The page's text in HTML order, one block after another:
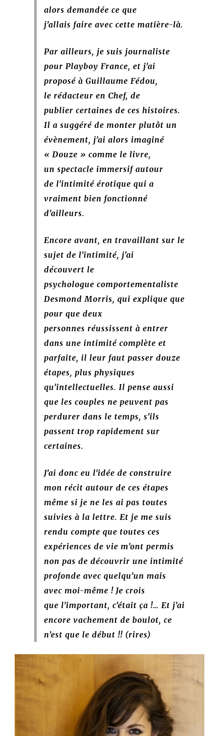
alors demandée ce que
j’allais faire avec cette matière-là.
Par ailleurs, je suis journaliste
pour Playboy France, et j’ai
proposé à Guillaume Fédou,
le rédacteur en Chef, de
publier certaines de ces histoires.
Il a suggéré de monter plutôt un
évènement, j’ai alors imaginé
« Douze » comme le livre,
un spectacle immersif autour
de l’intimité érotique qui a
vraiment bien fonctionné
d’ailleurs.
Encore avant, en travaillant sur le
sujet de l’intimité, j’ai
découvert le
psychologue comportementaliste
Desmond Morris, qui explique que
pour que deux
personnes réussissent à entrer
dans une intimité complète et
parfaite, il leur faut passer douze
étapes, plus physiques
qu’intellectuelles. Il pense aussi
que les couples ne peuvent pas
perdurer dans le temps, s’ils
passent trop rapidement sur
certaines.
J’ai donc eu l’idée de construire
mon récit autour de ces étapes
même si je ne les ai pas toutes
suivies à la lettre. Et je me suis
rendu compte que toutes ces
expériences de vie m’ont permis
non pas de découvrir une intimité
profonde avec quelqu’un mais
avec moi-même ! Je crois
que l’important, c’était ça !… Et j’ai
encore vachement de boulot, ce
n’est que le début !! (rires)